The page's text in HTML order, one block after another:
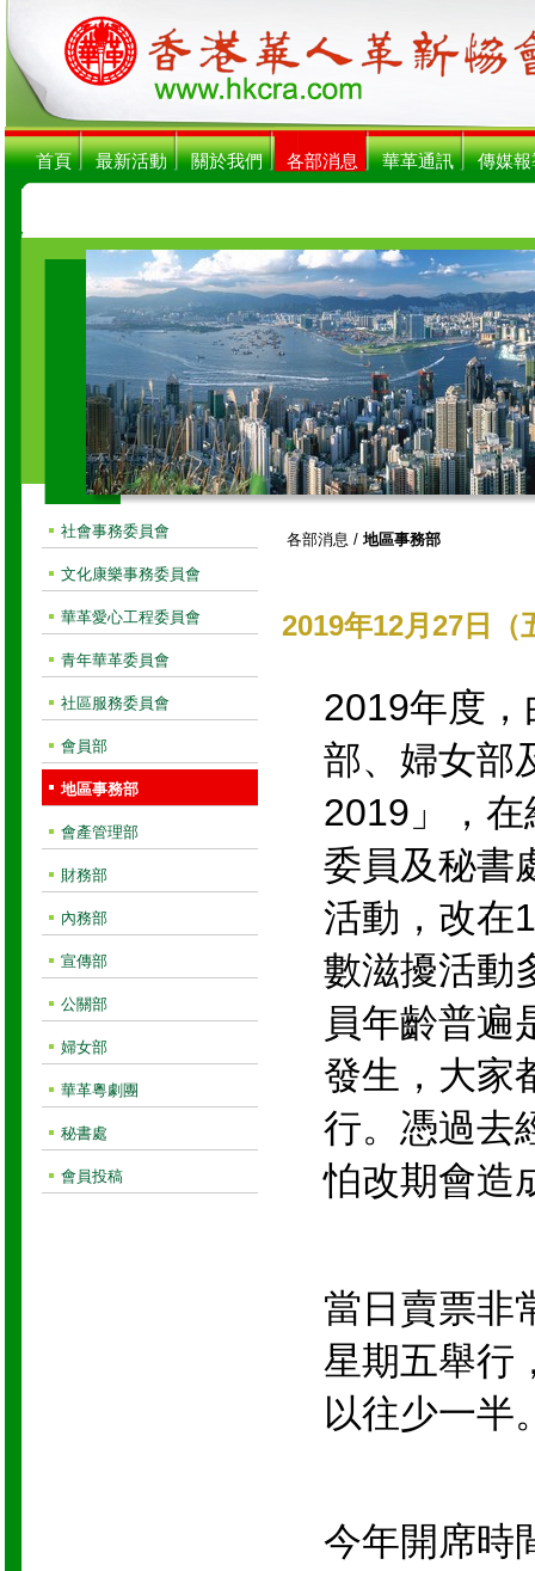
首頁 最新活動 關於我們 各部消息 華革通訊 傳媒報
社會事務委員會
文化康樂事務委員會
華革愛心工程委員會
青年華革委員會
社區服務委員會
會員部
地區事務部
會產管理部
財務部
內務部
宣傳部
公關部
婦女部
華革粵劇團
秘書處
會員投稿
各部消息 / 地區事務部
2019年12月27日（
2019年度
部、婦女部
2019」，
委員及秘書
活動，改在
數滋擾活動
員年齡普遍
發生，大家
行。憑過去
怕改期會造
當日賣票非
星期五舉行
以往少一半
今年開席時